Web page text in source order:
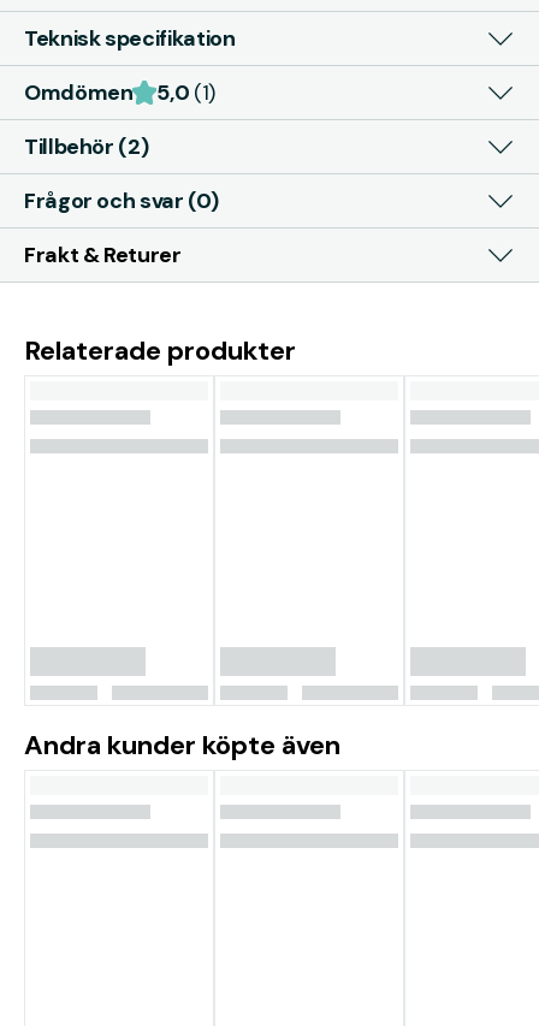
Teknisk specifikation
Omdömen
5,0 (1)
Tillbehör (2)
Frågor och svar (0)
Frakt & Returer
Relaterade produkter
Andra kunder köpte även